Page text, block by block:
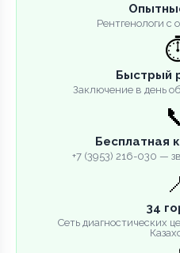
Рентгенологи с
Быстрый
Заключение в день
Бесплатная
+7 (3953) 216-030 —
34
Сеть диагностических